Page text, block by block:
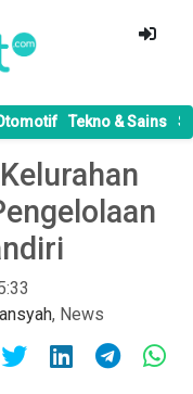
Tekno & Sains
, News